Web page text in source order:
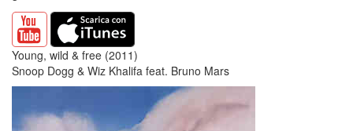
Young, wild & free (2011)
Snoop Dogg & Wiz Khalifa feat. Bruno Mars